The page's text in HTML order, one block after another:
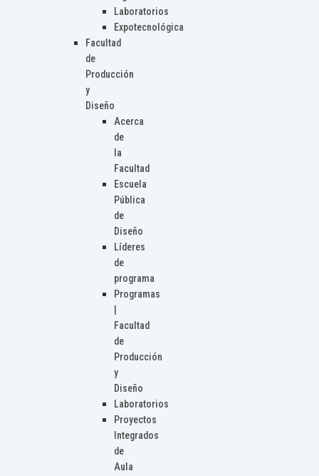
Laboratorios
Expotecnológica
Facultad
de
Producción
y
Diseño
Acerca
de
la
Facultad
Escuela
Pública
de
Diseño
Líderes
de
programa
Programas
Facultad
de
Producción
y
Diseño
Laboratorios
Proyectos
Integrados
de
Aula